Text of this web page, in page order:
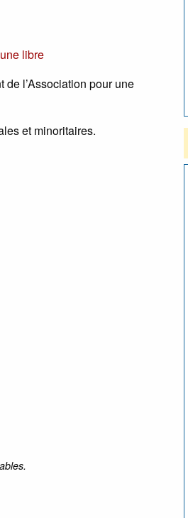
libre
de l’Association pour une
et minoritaires.